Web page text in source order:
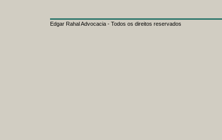
Edgar Rahal Advocacia - Todos os direitos reservados